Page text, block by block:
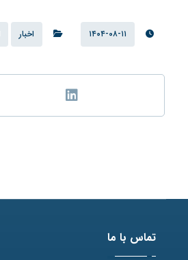
۱۴۰۴-۰۸-۱۱ اخبار
تماس با ما